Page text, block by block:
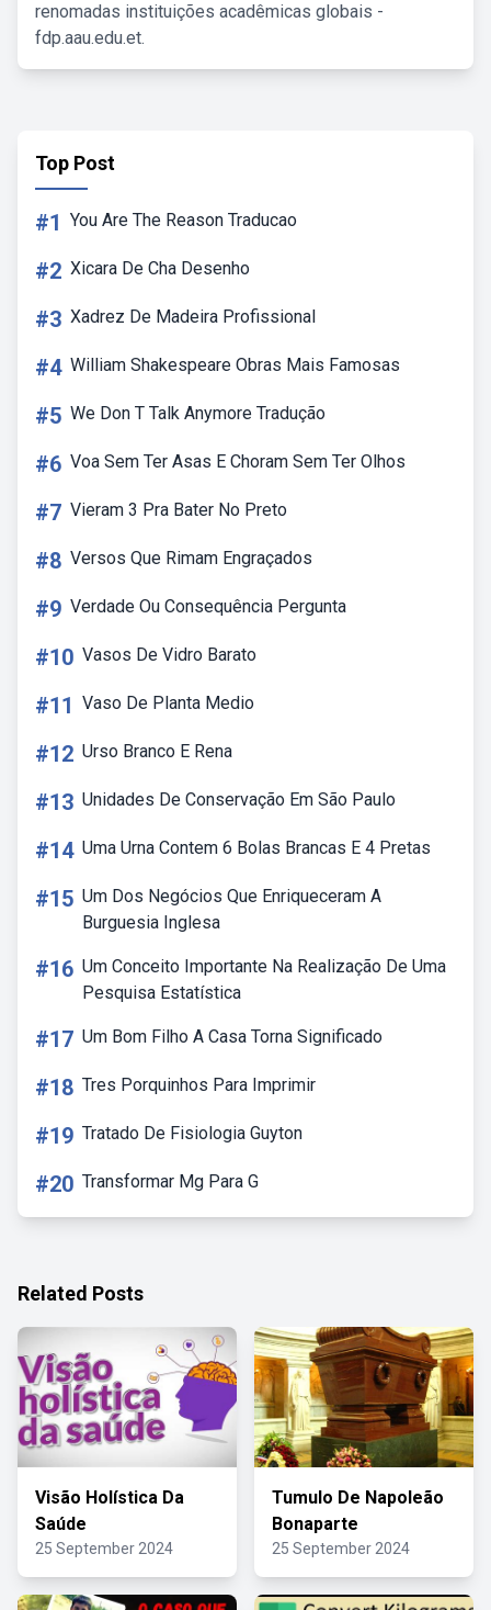
renomadas instituições acadêmicas globais -
fdp.aau.edu.et.
Top Post
#1 You Are The Reason Traducao
#2 Xicara De Cha Desenho
#3 Xadrez De Madeira Profissional
#4 William Shakespeare Obras Mais Famosas
#5 We Don T Talk Anymore Tradução
#6 Voa Sem Ter Asas E Choram Sem Ter Olhos
#7 Vieram 3 Pra Bater No Preto
#8 Versos Que Rimam Engraçados
#9 Verdade Ou Consequência Pergunta
#10 Vasos De Vidro Barato
#11 Vaso De Planta Medio
#12 Urso Branco E Rena
#13 Unidades De Conservação Em São Paulo
#14 Uma Urna Contem 6 Bolas Brancas E 4 Pretas
#15 Um Dos Negócios Que Enriqueceram A
Burguesia Inglesa
#16 Um Conceito Importante Na Realização De Uma
Pesquisa Estatística
#17 Um Bom Filho A Casa Torna Significado
#18 Tres Porquinhos Para Imprimir
#19 Tratado De Fisiologia Guyton
#20 Transformar Mg Para G
Related Posts
Visão Holística Da
Saúde
25 September 2024
Tumulo De Napoleão
Bonaparte
25 September 2024